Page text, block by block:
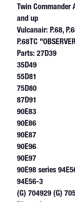
Twin Commander
and up
Vulcanair: P.68,
P.68TC
Parts: 27D39
35D49
55D81
75D80
87D91
90E83
90E86
90E87
90E96
90E97
90E98 series
94E56-3
(G) 704929 (G)